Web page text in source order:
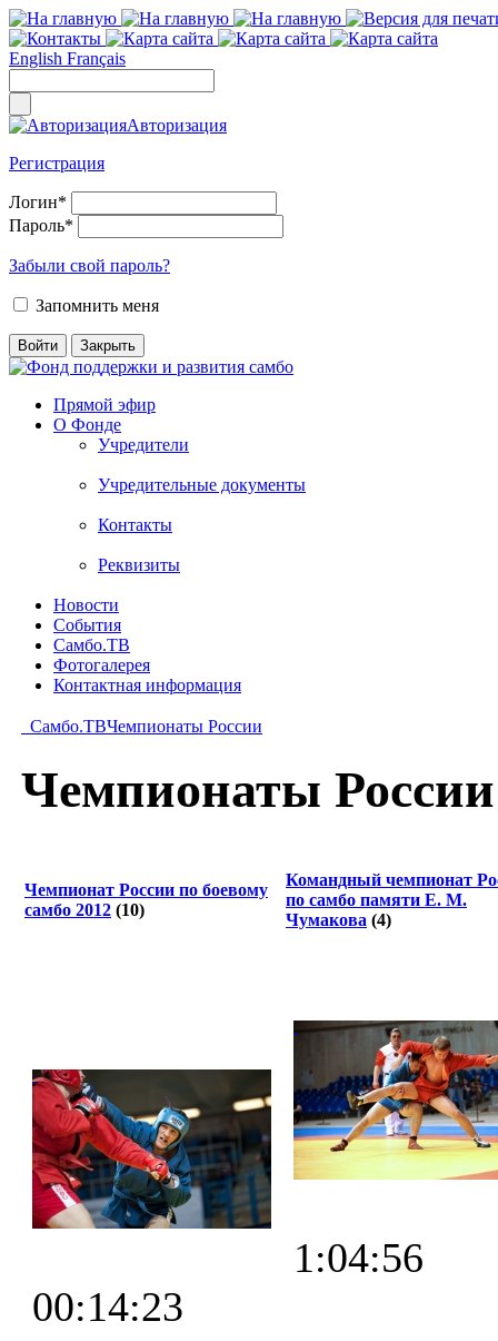
English Français
Авторизация
Регистрация
Логин*
Пароль*
Забыли свой пароль?
Запомнить меня
Прямой эфир
О Фонде
Учредители
Учредительные документы
Контакты
Реквизиты
Новости
События
Самбо.ТВ
Фотогалерея
Контактная информация
Самбо.ТВЧемпионаты России
Чемпионаты России
Чемпионат России по боевому
самбо 2012 (10)
Командный чемпионат
по самбо памяти Е. М.
Чумакова (4)
00:14:23
1:04:56